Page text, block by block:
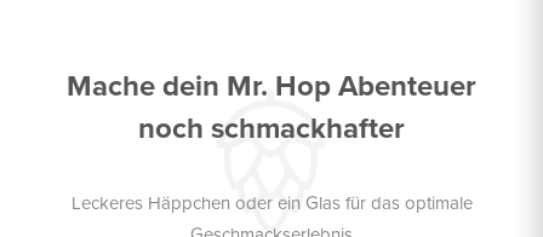
Mache dein Mr. Hop Abenteuer
noch schmackhafter
Leckeres Häppchen oder ein Glas für das optimale